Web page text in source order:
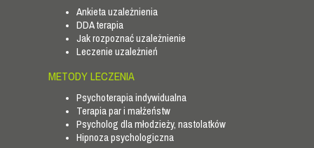
Ankieta uzależnienia
DDA terapia
Jak rozpoznać uzależnienie
Leczenie uzależnień
METODY LECZENIA
Psychoterapia indywidualna
Terapia par i małżeństw
Psycholog dla młodzieży, nastolatków
Hipnoza psychologiczna